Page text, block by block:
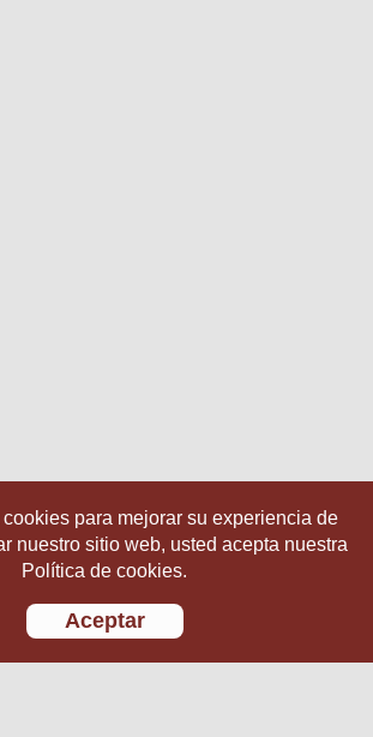
para mejorar su experiencia de
nuestro sitio web, usted acepta nuestra
Política de cookies.
Aceptar